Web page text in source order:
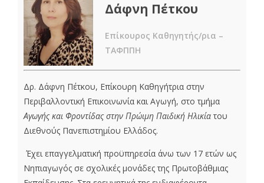
Δάφνη Πέτκου
Επίκουρος Καθηγητής/ρια –
ΤΑΦΠΠΗ
Δρ. Δάφνη Πέτκου, Επίκουρη Καθηγήτρια στην
Περιβαλλοντική Επικοινωνία και Αγωγή, στο τμήμα
Αγωγής και Φροντίδας στην Πρώιμη Παιδική Ηλικία του
Διεθνούς Πανεπιστημίου Ελλάδος.
Έχει επαγγελματική προϋπηρεσία άνω των 17 ετών ως
Νηπιαγωγός σε σχολικές μονάδες της Πρωτοβάθμιας